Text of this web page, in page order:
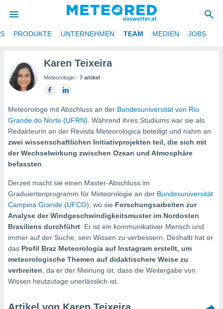
wurde
dass
sind.
diese
die
auf
basiert,
uns,
AKZEPTIEREN
FORTFAHREN
PRODUKTE UNTERNEHMEN TEAM MEDIEN JOBS
Karen Teixeira
Meteorologin - 7 artikel
Meteorologe mit Abschluss an der Bundesuniversität von Rio
Grande do Norte (UFRN). Während ihres Studiums war sie als
Redakteurin an der Revista Meteorológica beteiligt und nahm an
zwei wissenschaftlichen Initiativprojekten teil, die sich mit
der Wechselwirkung zwischen Ozean und Atmosphäre
befassten.
Derzeit macht sie einen Master-Abschluss im
Graduiertenprogramm für Meteorologie an der Bundesuniversität
Campina Grande (UFCG), wo sie Forschungsarbeiten zur
Analyse der Windgeschwindigkeitsmuster im Nordosten
Brasiliens durchführt. Er ist ein kommunikativer Mensch und
immer auf der Suche, sein Wissen zu verbessern. Deshalb hat er
das Profil Braz Meteorologia auf Instagram erstellt, um
meteorologische Themen auf didaktischere Weise zu
verbreiten, da er der Meinung ist, dass die Weitergabe von
Wissen heutzutage unerlässlich ist.